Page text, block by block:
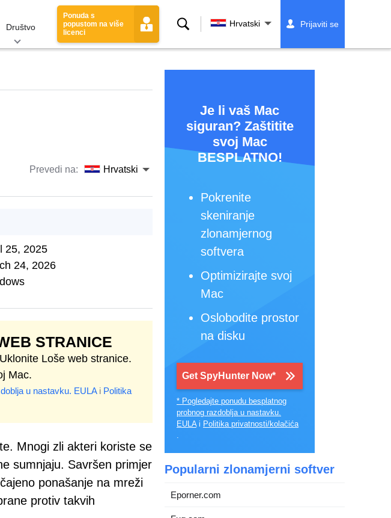
Društvo
Ponuda s
popustom na više
licenci
Traži Hrvatski Prijaviti se
Prevedi na: Hrvatski
25, 2025
24, 2026
STRANICE
Loše web stranice.
Mac.
u nastavku. EULAi Politika
Mnogi zli akteri koriste se
sumnjaju. Savršen primjer
ponašanje na mreži
protiv takvih
Je li vaš Mac
siguran? Zaštitite
svoj Mac
BESPLATNO!
Pokrenite
skeniranje
zlonamjernog
softvera
Optimizirajte svoj
Mac
Oslobodite prostor
na disku
Get SpyHunter Now*
* Pogledajte ponudu besplatnog
probnog razdoblja u nastavku.
EULAi Politika privatnosti/kolačića
.
Popularni zlonamjerni softver
Eporner.com